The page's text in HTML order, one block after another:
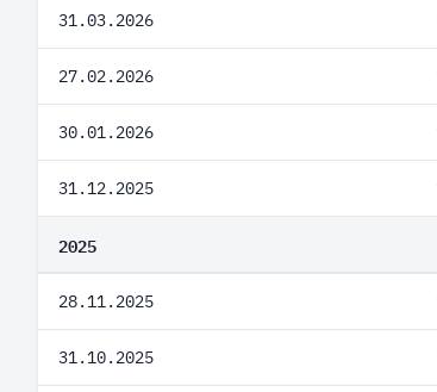
31.03.2026
27.02.2026
30.01.2026
31.12.2025
2025
28.11.2025
31.10.2025